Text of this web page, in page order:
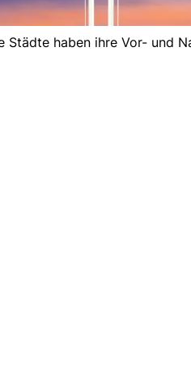
Städte haben ihre Vor- und